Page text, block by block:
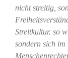
nicht streitig,
Streitkultur. so
sondern sich im